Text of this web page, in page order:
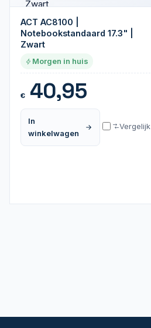
ACT AC8100 |
Notebookstandaard 17.3" |
Zwart
Morgen in huis
€40,95
In
winkelwagen
Vergelijk